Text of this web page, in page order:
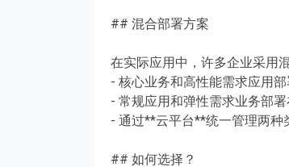
## 混合部署方案
在实际应用中，许多企业采用
- 核心业务和高性能需求应用
- 常规应用和弹性需求业务部
- 通过**云平台**统一管理两种
## 如何选择？